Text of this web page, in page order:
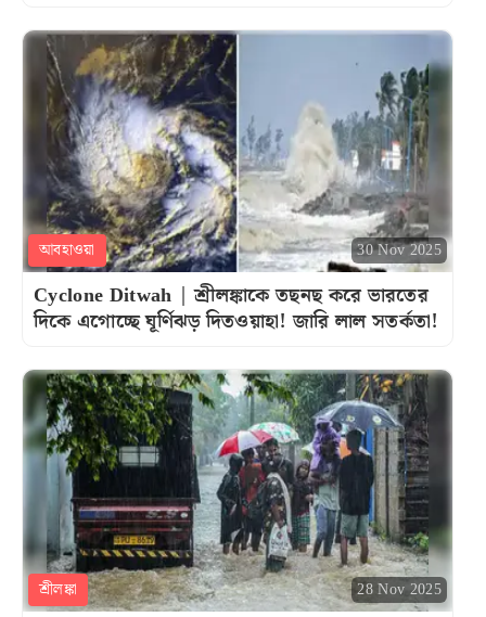
আবহাওয়া 30 Nov 2025
Cyclone Ditwah | শ্রীলঙ্কাকে তছনছ করে ভারতের
দিকে এগোচ্ছে ঘূর্ণিঝড় দিতওয়াহা! জারি লাল সতর্কতা!
শ্রীলঙ্কা 28 Nov 2025